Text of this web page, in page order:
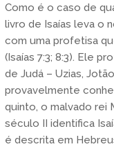
Como é o caso de
livro de Isaías leva o
com uma profetisa
(Isaías 7:3; 8:3). Ele
de Judá – Uzias,
provavelmente
quinto, o malvado rei
século II identifica
é descrita em